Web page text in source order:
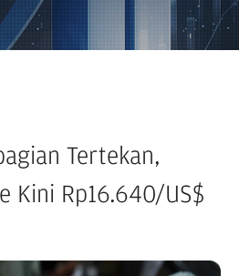
Tertekan,
Kini Rp16.640/US$